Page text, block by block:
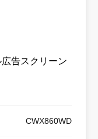
告スクリーン
CWX860WD